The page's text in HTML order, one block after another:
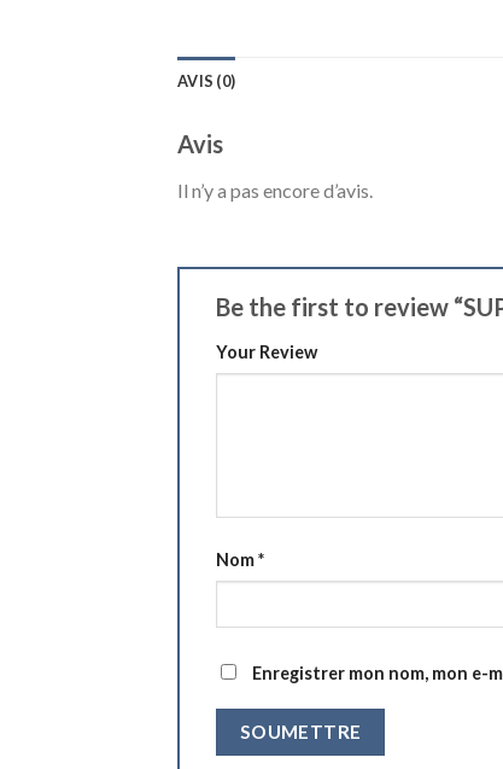
AVIS (0)
Avis
Il n’y a pas encore d’avis.
Be the first to review
Your Review
Nom*
Enregistrer mon nom, mon e-